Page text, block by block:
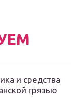
и средства
грязью